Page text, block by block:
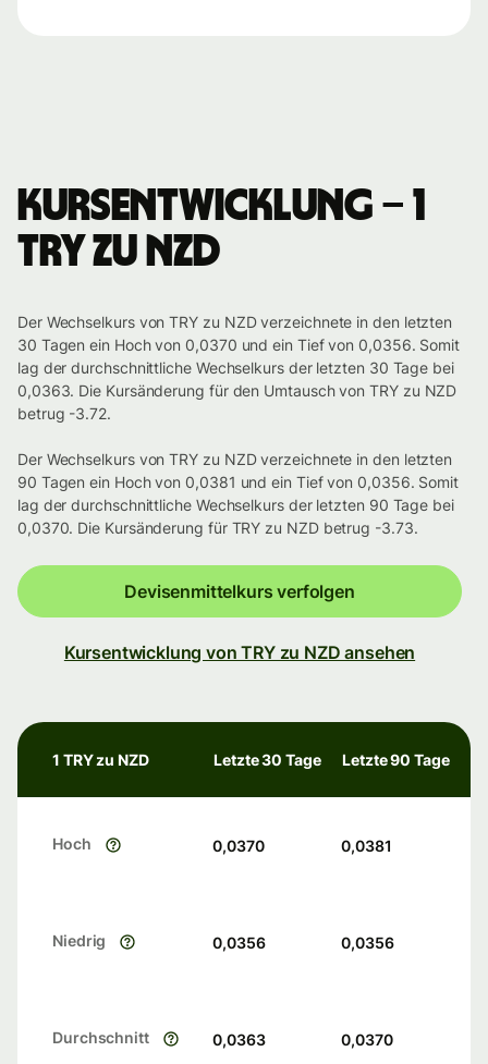
Kursentwicklung – 1
TRY zu NZD
Der Wechselkurs von TRY zu NZD verzeichnete in den letzten
30 Tagen ein Hoch von 0,0370 und ein Tief von 0,0356. Somit
lag der durchschnittliche Wechselkurs der letzten 30 Tage bei
0,0363. Die Kursänderung für den Umtausch von TRY zu NZD
betrug -3.72.
Der Wechselkurs von TRY zu NZD verzeichnete in den letzten
90 Tagen ein Hoch von 0,0381 und ein Tief von 0,0356. Somit
lag der durchschnittliche Wechselkurs der letzten 90 Tage bei
0,0370. Die Kursänderung für TRY zu NZD betrug -3.73.
Devisenmittelkurs verfolgen
Kursentwicklung von TRY zu NZD ansehen
1 TRY zu NZD Letzte 30 Tage Letzte 90 Tage
Hoch 0,0370 0,0381
Niedrig 0,0356 0,0356
Durchschnitt 0,0363 0,0370